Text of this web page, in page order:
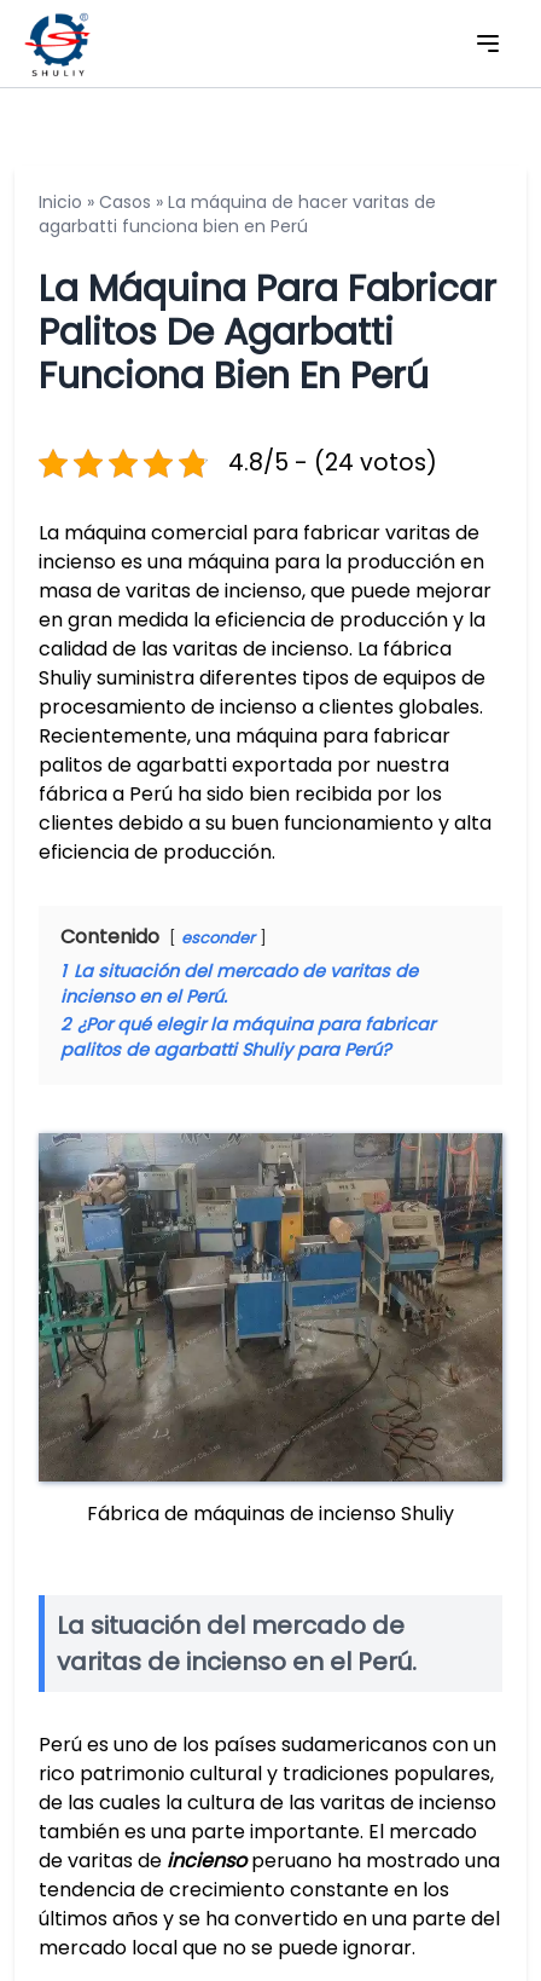
Inicio » Casos » La máquina de hacer varitas de
agarbatti funciona bien en Perú
La Máquina Para Fabricar
Palitos De Agarbatti
Funciona Bien En Perú
4.8/5 - (24 votos)
La máquina comercial para fabricar varitas de
incienso es una máquina para la producción en
masa de varitas de incienso, que puede mejorar
en gran medida la eficiencia de producción y la
calidad de las varitas de incienso. La fábrica
Shuliy suministra diferentes tipos de equipos de
procesamiento de incienso a clientes globales.
Recientemente, una máquina para fabricar
palitos de agarbatti exportada por nuestra
fábrica a Perú ha sido bien recibida por los
clientes debido a su buen funcionamiento y alta
eficiencia de producción.
Contenido esconder
1 La situación del mercado de varitas de
incienso en el Perú.
2 ¿Por qué elegir la máquina para fabricar
palitos de agarbatti Shuliy para Perú?
Fábrica de máquinas de incienso Shuliy
La situación del mercado de
varitas de incienso en el Perú.
Perú es uno de los países sudamericanos con un
rico patrimonio cultural y tradiciones populares,
de las cuales la cultura de las varitas de incienso
también es una parte importante. El mercado
de varitas de inciensoperuano ha mostrado una
tendencia de crecimiento constante en los
últimos años y se ha convertido en una parte del
mercado local que no se puede ignorar.